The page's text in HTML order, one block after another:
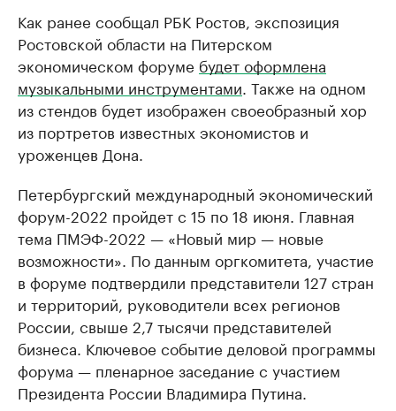
Как ранее сообщал РБК Ростов, экспозиция
Ростовской области на Питерском
экономическом форуме будет оформлена
музыкальными инструментами . Также на одном
из стендов будет изображен своеобразный хор
из портретов известных экономистов и
уроженцев Дона.
Петербургский международный экономический
форум-2022 пройдет с 15 по 18 июня. Главная
тема ПМЭФ-2022 — «Новый мир — новые
возможности». По данным оргкомитета, участие
в форуме подтвердили представители 127 стран
и территорий, руководители всех регионов
России, свыше 2,7 тысячи представителей
бизнеса. Ключевое событие деловой программы
форума — пленарное заседание с участием
Президента России Владимира Путина.